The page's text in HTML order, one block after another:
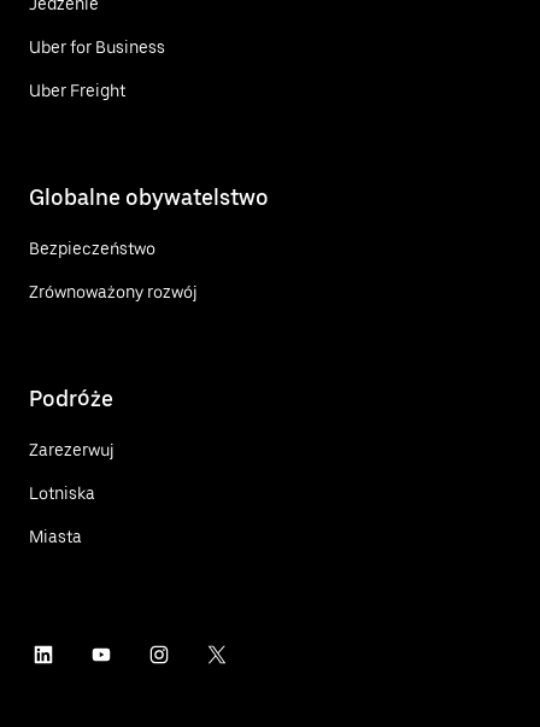
Uber for Business
Uber Freight
Globalne obywatelstwo
Bezpieczeństwo
Zrównoważony rozwój
Podróże
Zarezerwuj
Lotniska
Miasta